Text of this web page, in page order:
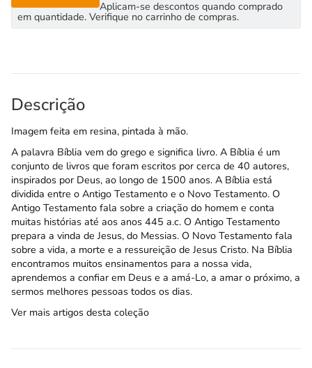
Aplicam-se descontos quando comprado
em quantidade. Verifique no carrinho de compras.
Descrição
Imagem feita em resina, pintada à mão.
A palavra Bíblia vem do grego e significa livro. A Bíblia é um
conjunto de livros que foram escritos por cerca de 40 autores,
inspirados por Deus, ao longo de 1500 anos. A Bíblia está
dividida entre o Antigo Testamento e o Novo Testamento. O
Antigo Testamento fala sobre a criação do homem e conta
muitas histórias até aos anos 445 a.c. O Antigo Testamento
prepara a vinda de Jesus, do Messias. O Novo Testamento fala
sobre a vida, a morte e a ressureição de Jesus Cristo. Na Bíblia
encontramos muitos ensinamentos para a nossa vida,
aprendemos a confiar em Deus e a amá-Lo, a amar o próximo, a
sermos melhores pessoas todos os dias.
Ver mais artigos desta coleção